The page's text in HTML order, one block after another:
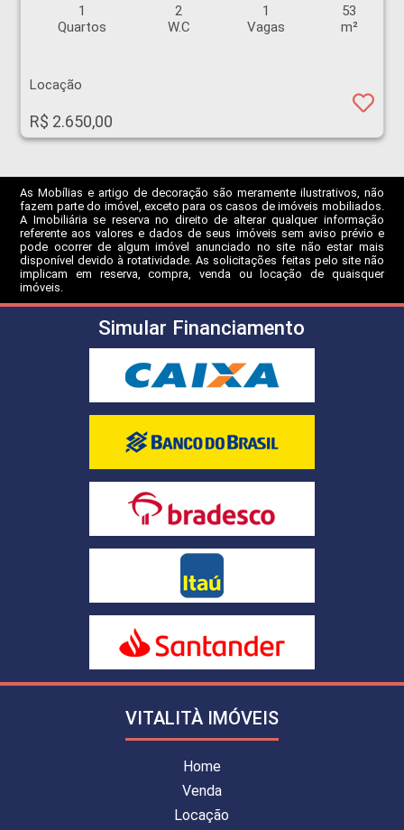
1
Quartos
2
W.C
1
Vagas
53
m²
Locação
R$ 2.650,00
As Mobílias e artigo de decoração são meramente ilustrativos, não
fazem parte do imóvel, exceto para os casos de imóveis mobiliados.
A Imobiliária se reserva no direito de alterar qualquer informação
referente aos valores e dados de seus imóveis sem aviso prévio e
pode ocorrer de algum imóvel anunciado no site não estar mais
disponível devido à rotatividade. As solicitações feitas pelo site não
implicam em reserva, compra, venda ou locação de quaisquer
imóveis.
Simular Financiamento
VITALITÀ IMÓVEIS
Home
Venda
Locação